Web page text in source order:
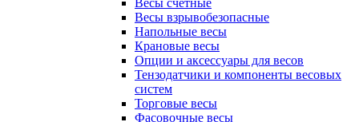
Весы взрывобезопасные
Напольные весы
Крановые весы
Опции и аксессуары для весов
Тензодатчики и компоненты весовых
систем
Торговые весы
Фасовочные весы